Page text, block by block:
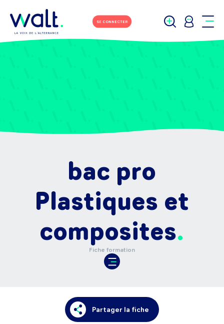
SE CONNECTER
bac pro
Plastiques et
composites
Fiche formation
Partager la fiche